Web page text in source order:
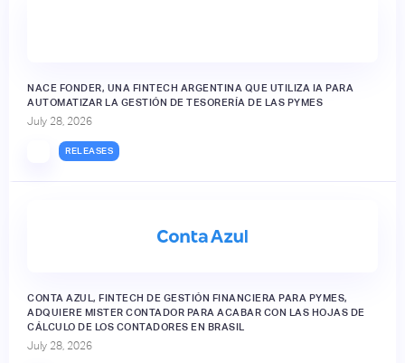
NACE FONDER, UNA FINTECH ARGENTINA QUE UTILIZA IA PARA
AUTOMATIZAR LA GESTIÓN DE TESORERÍA DE LAS PYMES
July 28, 2026
RELEASES
CONTA AZUL, FINTECH DE GESTIÓN FINANCIERA PARA PYMES,
ADQUIERE MISTER CONTADOR PARA ACABAR CON LAS HOJAS DE
CÁLCULO DE LOS CONTADORES EN BRASIL
July 28, 2026